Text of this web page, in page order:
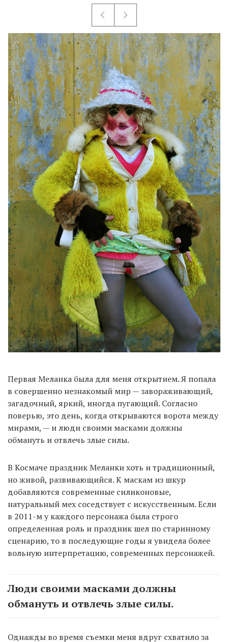
Первая Меланка была для меня открытием. Я попала
в совершенно незнакомый мир — завораживающий,
загадочный, яркий, иногда пугающий. Согласно
поверью, это день, когда открываются ворота между
мирами, — и люди своими масками должны
обмануть и отвлечь злые силы.
В Космаче праздник Меланки хоть и традиционный,
но живой, развивающийся. К маскам из шкур
добавляются современные силиконовые,
натуральный мех соседствует с искусственным. Если
в 2011-м у каждого персонажа была строго
определенная роль и праздник шел по старинному
сценарию, то в последующие годы я увидела более
вольную интерпретацию, современных персонажей.
Люди своими масками должны
обмануть и отвлечь злые силы.
Однажды во время съемки меня вдруг схватило за